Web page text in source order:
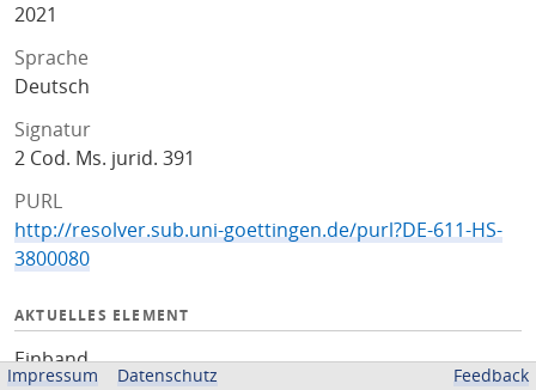
2021
Sprache
Deutsch
Signatur
2 Cod. Ms. jurid. 391
PURL
http://resolver.sub.uni-goettingen.de/purl?DE-611-HS-
3800080
AKTUELLES ELEMENT
Einband
Impressum Datenschutz Feedback